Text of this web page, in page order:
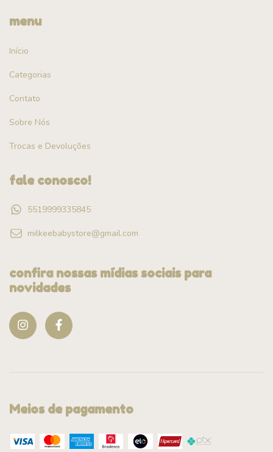
menu
Início
Categorias
Contato
Sobre Nós
Trocas e Devoluções
fale conosco!
5519999335845
milkeebabystore@gmail.com
confira nossas mídias sociais para
novidades
Meios de pagamento